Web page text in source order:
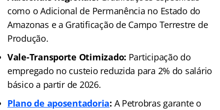
como o Adicional de Permanência no Estado do
Amazonas e a Gratificação de Campo Terrestre de
Produção.
Vale-Transporte Otimizado: Participação do
empregado no custeio reduzida para 2% do salário
básico a partir de 2026.
Plano de aposentadoria: A Petrobras garante o